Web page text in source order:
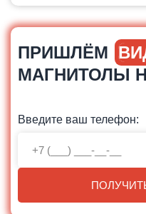
ПРИШЛЁМ
МАГНИТОЛЫ
Введите ваш телефон: